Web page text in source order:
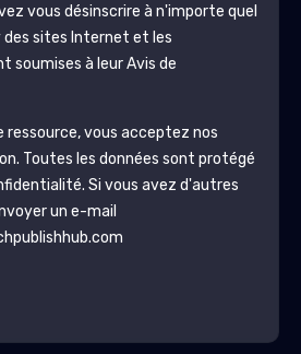
vous désinscrire à n'importe quel
des sites Internet et les
soumises à leur Avis de
vous acceptez nos
Toutes les données sont protégé
. Si vous avez d'autres
un e-mail